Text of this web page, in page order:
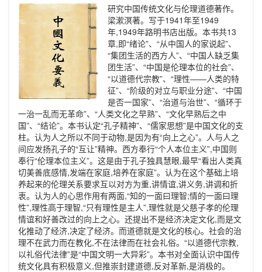
研究中国传统文化与伦理道德著作。
梁漱溟著。写于1941年至1949
年,1949年路明书店出版。本书共13
章,即“绪论”、“从中国人的家说起”、
“集团生活的西方人”、“中国人缺乏集
团生活”、“中国是伦理本位的社会”、
“以道德代宗教”、“理性——人类的特
征”、“阶级的对立与职业分途”、“中国
是否一国家”、“治道与治世”、“循环于
一治一乱而无革命”、“人类文化之早熟”、“文化早熟后之中
国”、“结论”。本书认定“孔子精神”、“儒家思想”是中国文化的支
柱。认为人之所以不同于动物,是因为有“向上之心”。人与人之
间应发扬孔子的“互让”精神。西方奉行“个人本位主义”,中国则
奉行“伦理本位主义”。这是由于孔子独具慧眼,最早“看出人类真
切美善底感情,发端在家庭,培养在家庭”。认为在这个基础上培
养起来的伦理关系要求互以对方为重,讲情谊,讲义务,讲调和折
衷。认为人的心思作用有两面,“知的一面曰理智;情的一面曰理
性”,理性高于理智,“只有理性是主人”,理性就是父慈子孝的伦理
情谊和好善改过的向上之心。还提出不是经济决定文化,而是文
化推动了经济,决定了经济。而道德就是文化的核心。社会的治
理不在武力而在教化,不在法律而在社会礼俗。“以道德代宗教,
以礼俗代法律”是“中国文明一大异彩”。本书对全面认识中国传
统文化具有积极意义,但推崇封建道德,反对革新,是消极的。